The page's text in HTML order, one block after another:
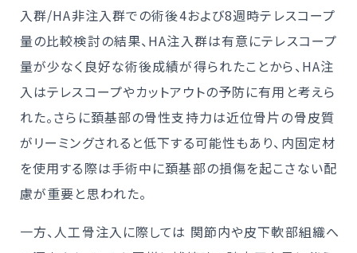
入群/HA非注入群での術後4および8週時テレスコープ
量の比較検討の結果、HA注入群は有意にテレスコープ
量が少なく良好な術後成績が得られたことから、HA注
入はテレスコープやカットアウトの予防に有用と考えら
れた。さらに頚基部の骨性支持力は近位骨片の骨皮質
がリーミングされると低下する可能性もあり、内固定材
を使用する際は手術中に頚基部の損傷を起こさない配
慮が重要と思われた。
一方、人工骨注入に際しては 関節内や皮下軟部組織へ